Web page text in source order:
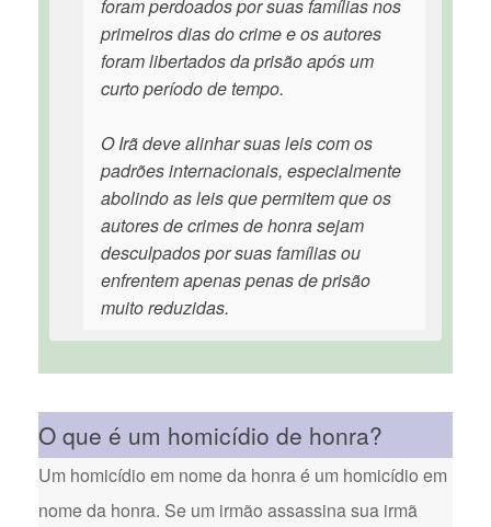
foram perdoados por suas famílias nos
primeiros dias do crime e os autores
foram libertados da prisão após um
curto período de tempo.
O Irã deve alinhar suas leis com os
padrões internacionais, especialmente
abolindo as leis que permitem que os
autores de crimes de honra sejam
desculpados por suas famílias ou
enfrentem apenas penas de prisão
muito reduzidas.
O que é um homicídio de honra?
Um homicídio em nome da honra é um homicídio em
nome da honra. Se um irmão assassina sua irmã